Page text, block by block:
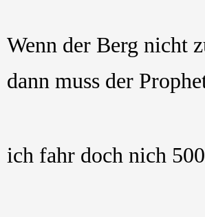
Wenn der Berg nicht
dann muss der
ich fahr doch nich